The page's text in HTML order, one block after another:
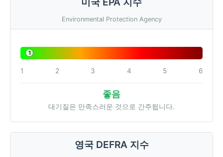
Environmental Protection Agency
1
1 2 3 4 5 6
좋음
대기질은 만족스러운 것으로 간주됩니다.
영국 DEFRA 지수